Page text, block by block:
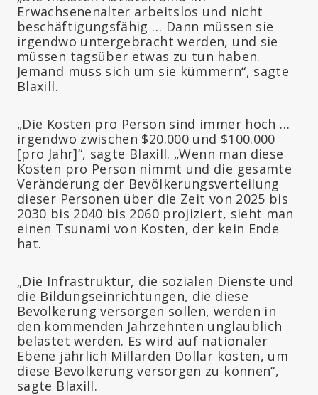
Erwachsenenalter arbeitslos und nicht
beschäftigungsfähig … Dann müssen sie
irgendwo untergebracht werden, und sie
müssen tagsüber etwas zu tun haben.
Jemand muss sich um sie kümmern“, sagte
Blaxill.
„Die Kosten pro Person sind immer hoch …
irgendwo zwischen $20.000 und $100.000
[pro Jahr]“, sagte Blaxill. „Wenn man diese
Kosten pro Person nimmt und die gesamte
Veränderung der Bevölkerungsverteilung
dieser Personen über die Zeit von 2025 bis
2030 bis 2040 bis 2060 projiziert, sieht man
einen Tsunami von Kosten, der kein Ende
hat.
„Die Infrastruktur, die sozialen Dienste und
die Bildungseinrichtungen, die diese
Bevölkerung versorgen sollen, werden in
den kommenden Jahrzehnten unglaublich
belastet werden. Es wird auf nationaler
Ebene jährlich Millarden Dollar kosten, um
diese Bevölkerung versorgen zu können“,
sagte Blaxill.